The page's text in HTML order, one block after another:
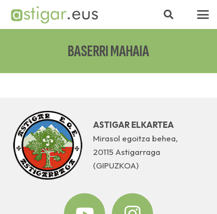
BASERRI MAHAIA
ASTIGAR ELKARTEA
Mirasol egoitza behea,
20115 Astigarraga
(GIPUZKOA)